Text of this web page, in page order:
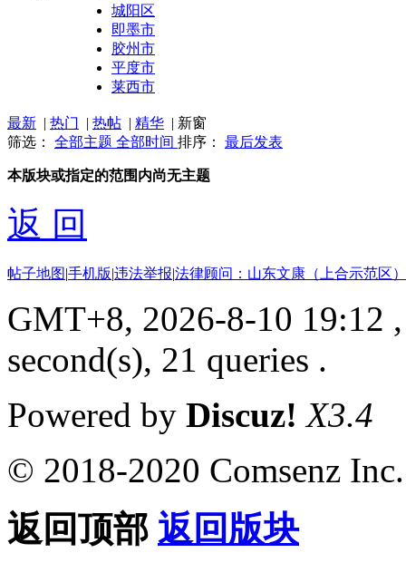
城阳区
即墨市
胶州市
平度市
莱西市
最新 | 热门 | 热帖 | 精华 | 新窗
筛选： 全部主题 全部时间 排序： 最后发表
本版块或指定的范围内尚无主题
返 回
帖子地图|手机版|违法举报|法律顾问：山东文康（上合示范区
GMT+8, 2026-8-10 19:12
second(s), 21 queries .
Powered by Discuz! X3.4
© 2018-2020 Comsenz Inc.
返回顶部 返回版块